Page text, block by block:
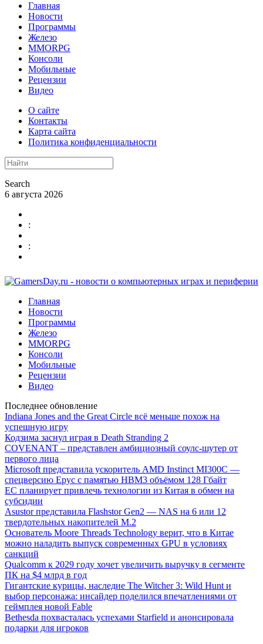
Главная
Новости
Программы
Железо
MMORPG
Консоли
Мобильные
Рецензии
Видео
О сайте
Контакты
Карта сайта
Политика конфиденциальности
Search
6 августа 2026
:
:
Главная
Новости
Программы
Железо
MMORPG
Консоли
Мобильные
Рецензии
Видео
Последнее обновление
Indiana Jones and the Great Circle всё меньше похож на
успешную игру
Кодзима заснул играя в Death Stranding 2
COVENANT – представлен амбициозный соулс-шутер от
первого лица
Microsoft представила ускоритель AMD Instinct MI300C —
спецверсию Epyc с памятью HBM3 объёмом 128 Гбайт
ЕС планирует привлечь технологии из Китая в обмен на
субсидии
Asustor представила Flashstor Gen2 — NAS на 6 или 12
твердотельных накопителей M.2
Основатель Moore Threads Technology верит, что в Китае
можно наладить выпуск современных GPU в условиях
санкций
Qualcomm к 2029 году хочет увеличить выручку в сегменте
ПК на $4 млрд в год
Гигантские курицы, наследие The Witcher 3: Wild Hunt и
выбор персонажа: инсайдер поделился впечатлениями от
геймплея новой Fable
Bethesda похвасталась успехами Starfield и анонсировала
подарки для игроков